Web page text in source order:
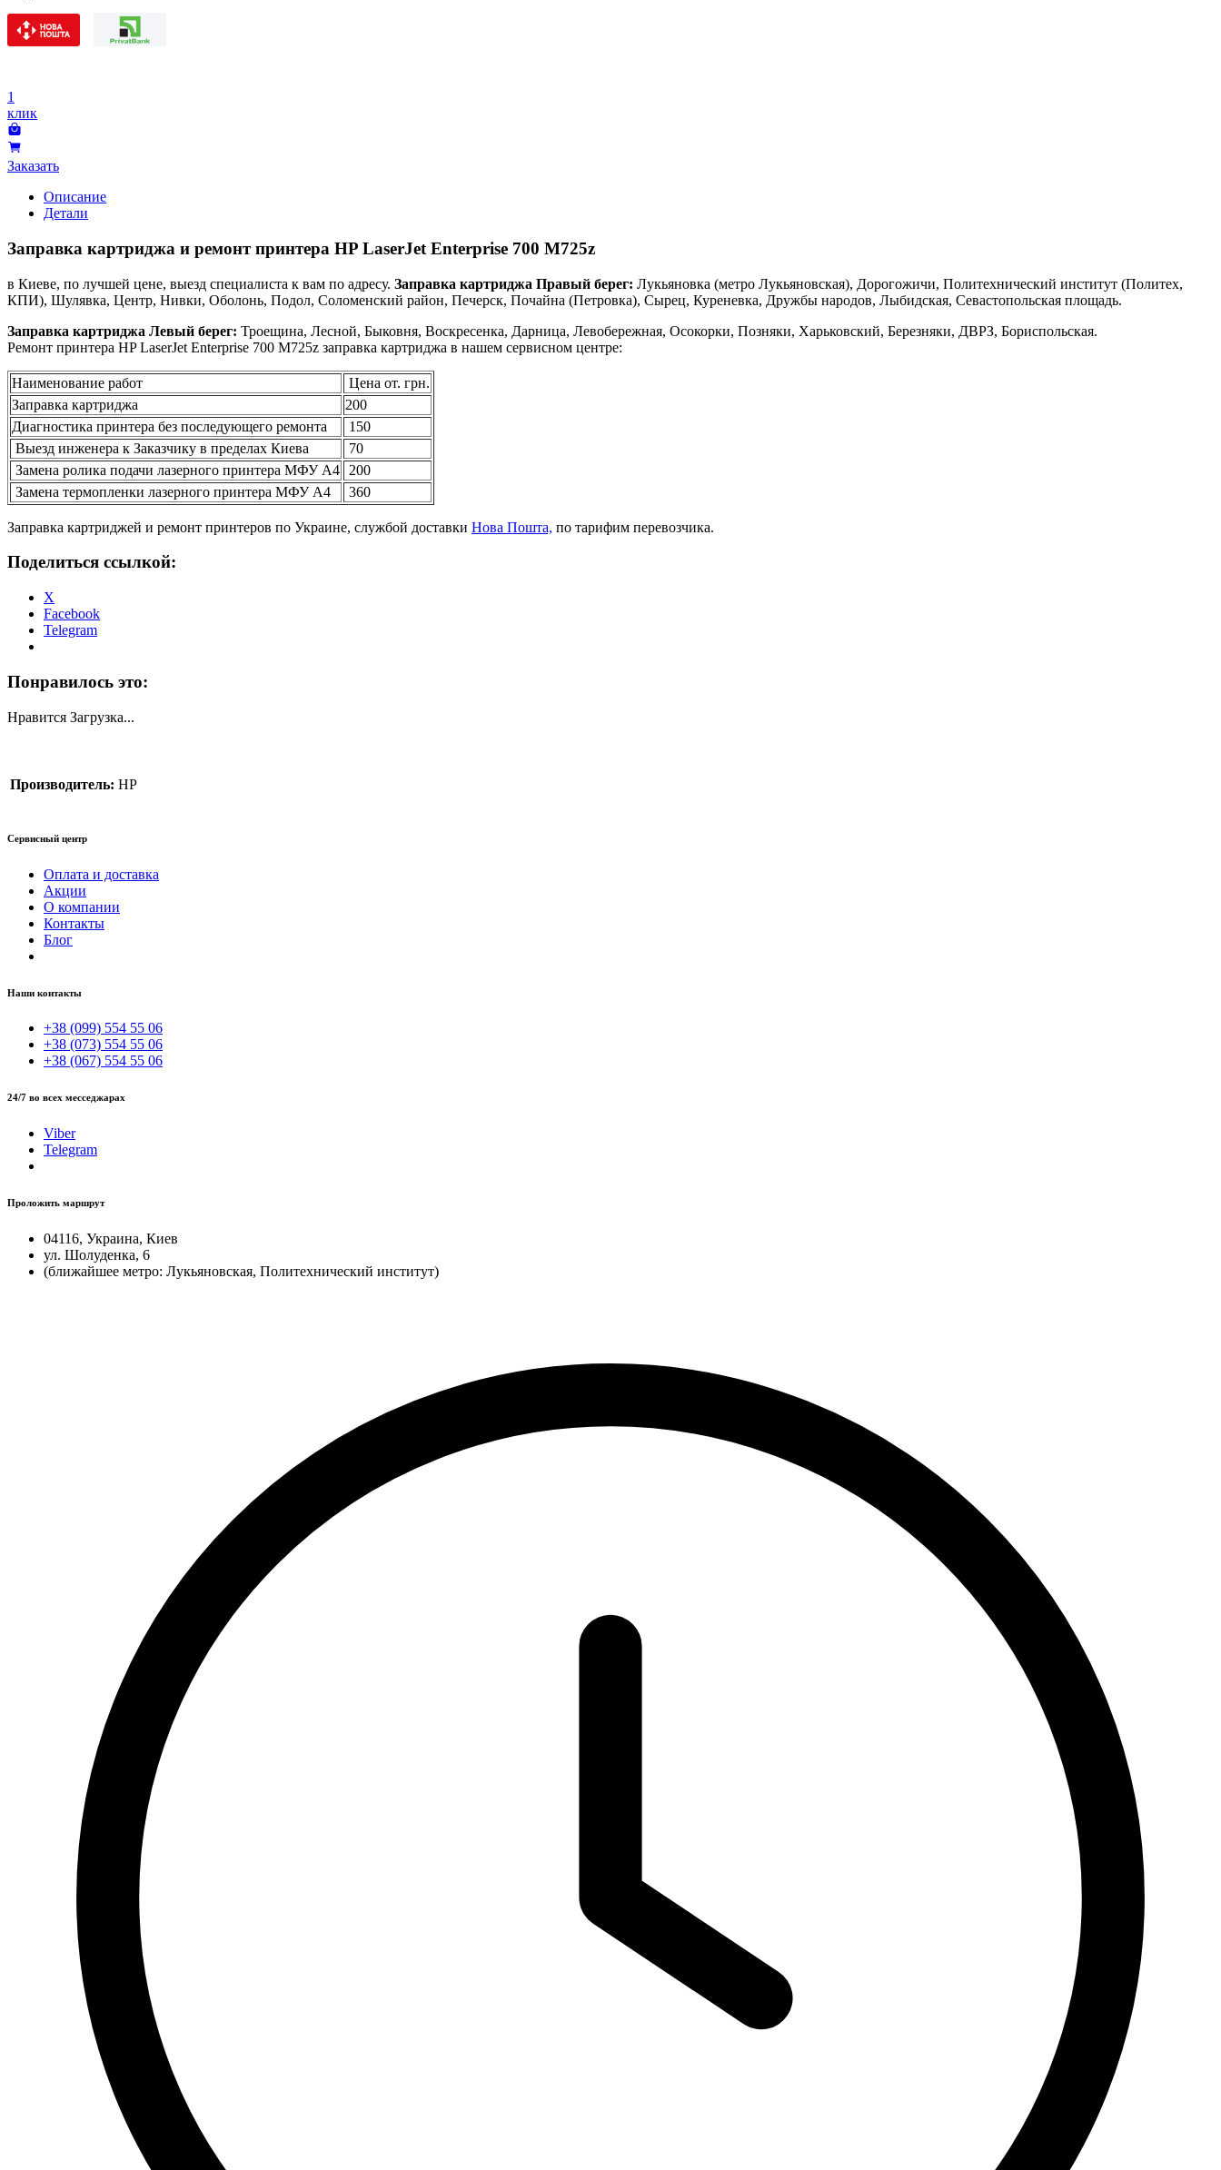
1
клик
Заказать
Описание
Детали
Заправка картриджа и ремонт принтера HP LaserJet Enterprise 700 M725z
в Киеве, по лучшей цене, выезд специалиста к вам по адресу. Заправка картриджа Правый берег: Лукьяновка (метро Лукьяновская), Дорогожичи, Политехнический институт (Политех,
КПИ), Шулявка, Центр, Нивки, Оболонь, Подол, Соломенский район, Печерск, Почайна (Петровка), Сырец, Куреневка, Дружбы народов, Лыбидская, Севастопольская площадь.
Заправка картриджа Левый берег: Троещина, Лесной, Быковня, Воскресенка, Дарница, Левобережная, Осокорки, Позняки, Харьковский, Березняки, ДВРЗ, Бориспольская.
Ремонт принтера HP LaserJet Enterprise 700 M725z заправка картриджа в нашем сервисном центре:
Наименование работ
Цена от. грн.
Заправка картриджа
200
Диагностика принтера без последующего ремонта
150
Выезд инженера к Заказчику в пределах Киева
70
Замена ролика подачи лазерного принтера МФУ А4
200
Замена термопленки лазерного принтера МФУ А4
360
Заправка картриджей и ремонт принтеров по Украине, службой доставки Нова Пошта, по тарифим перевозчика.
Поделиться ссылкой:
X
Facebook
Telegram
Понравилось это:
Нравится Загрузка...
Производитель: HP
Сервисный центр
Оплата и доставка
Акции
О компании
Контакты
Блог
Наши контакты
+38 (099) 554 55 06
+38 (073) 554 55 06
+38 (067) 554 55 06
24/7 во всех месседжарах
Viber
Telegram
Проложить маршрут
04116, Украина, Киев
ул. Шолуденка, 6
(ближайшее метро: Лукьяновская, Политехнический институт)